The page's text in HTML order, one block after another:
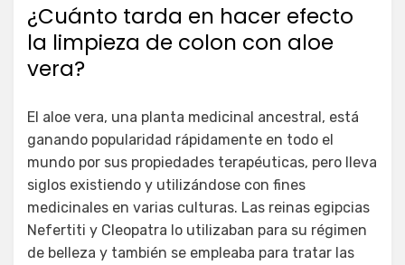
¿Cuánto tarda en hacer efecto
la limpieza de colon con aloe
vera?
El aloe vera, una planta medicinal ancestral, está
ganando popularidad rápidamente en todo el
mundo por sus propiedades terapéuticas, pero lleva
siglos existiendo y utilizándose con fines
medicinales en varias culturas. Las reinas egipcias
Nefertiti y Cleopatra lo utilizaban para su régimen
de belleza y también se empleaba para tratar las